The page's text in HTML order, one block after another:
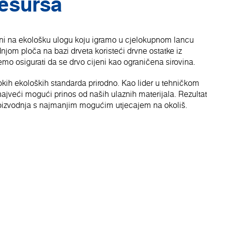
na ekološku ulogu koju igramo u cjelokupnom lancu
ploča na bazi drveta koristeći drvne ostatke iz
osigurati da se drvo cijeni kao ograničena sirovina.
ekoloških standarda prirodno. Kao lider u tehničkom
mogući prinos od naših ulaznih materijala. Rezultat
s najmanjim mogućim utjecajem na okoliš.